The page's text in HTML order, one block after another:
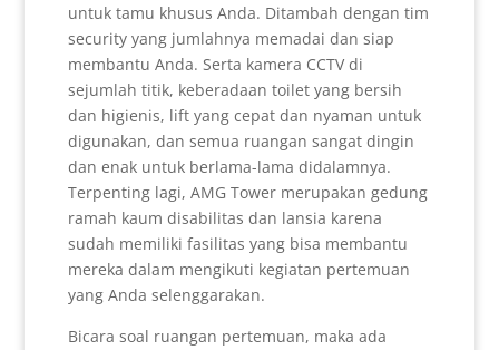
untuk tamu khusus Anda. Ditambah dengan tim
security yang jumlahnya memadai dan siap
membantu Anda. Serta kamera CCTV di
sejumlah titik, keberadaan toilet yang bersih
dan higienis, lift yang cepat dan nyaman untuk
digunakan, dan semua ruangan sangat dingin
dan enak untuk berlama-lama didalamnya.
Terpenting lagi, AMG Tower merupakan gedung
ramah kaum disabilitas dan lansia karena
sudah memiliki fasilitas yang bisa membantu
mereka dalam mengikuti kegiatan pertemuan
yang Anda selenggarakan.
Bicara soal ruangan pertemuan, maka ada